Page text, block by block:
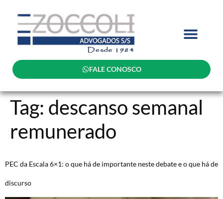
FALE CONOSCO
Tag: descanso semanal
remunerado
PEC da Escala 6×1: o que há de importante neste debate e o que há de
discurso